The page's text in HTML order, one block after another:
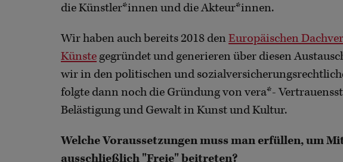
die Künstler*innen und die Akteur*innen.
Wir haben auch bereits 2018 den Europäischen
Künste gegründet und generieren über diesen
wir in den politischen und
folgte dann noch die Gründung von vera*-
Belästigung und Gewalt in Kunst und Kultur.
Welche Voraussetzungen muss man erfüllen, um
ausschließlich "Freie" beitreten?